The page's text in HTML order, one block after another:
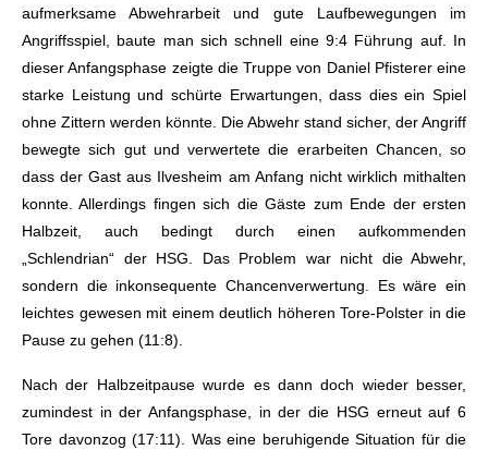
aufmerksame Abwehrarbeit und gute Laufbewegungen im
Angriffsspiel, baute man sich schnell eine 9:4 Führung auf. In
dieser Anfangsphase zeigte die Truppe von Daniel Pfisterer eine
starke Leistung und schürte Erwartungen, dass dies ein Spiel
ohne Zittern werden könnte. Die Abwehr stand sicher, der Angriff
bewegte sich gut und verwertete die erarbeiten Chancen, so
dass der Gast aus Ilvesheim am Anfang nicht wirklich mithalten
konnte. Allerdings fingen sich die Gäste zum Ende der ersten
Halbzeit, auch bedingt durch einen aufkommenden
„Schlendrian“ der HSG. Das Problem war nicht die Abwehr,
sondern die inkonsequente Chancenverwertung. Es wäre ein
leichtes gewesen mit einem deutlich höheren Tore-Polster in die
Pause zu gehen (11:8).
Nach der Halbzeitpause wurde es dann doch wieder besser,
zumindest in der Anfangsphase, in der die HSG erneut auf 6
Tore davonzog (17:11). Was eine beruhigende Situation für die